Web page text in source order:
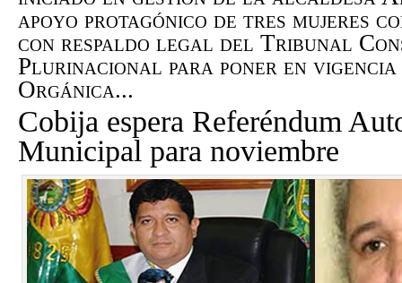
apoyo protagónico de tres mujeres
con respaldo legal del Tribunal
Plurinacional para poner en
Orgánica...
Cobija espera Referéndum
Municipal para noviembre